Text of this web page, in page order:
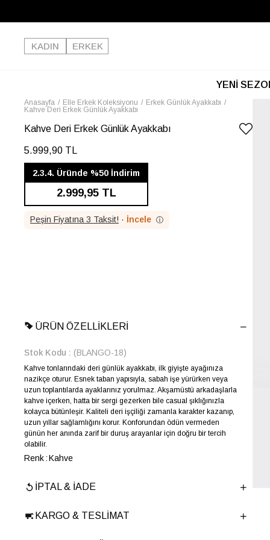
KADIN
ERKEK
YENİ
Anasayfa Elle Erkek Koleksiyonu
Erkek Günlük Ayakkabı
Kahve Deri Erkek Günlük Ayakkabı
Kahve Deri Erkek Günlük Ayakkabı
5.999,90 TL
2.3.4. Üründe %50 İndirim
2.999,95 TL
Peşin Fiyatına 3 Taksit! · İncele ⓘ
ÜRÜN ÖZELLIKLERI
Stok Kodu (BLANGO-18)
Kahve tonlarındaki deri günlük ayakkabı, ilk giyişte ayağınıza
nazikçe oturur. Esnek taban yapısıyla, sabah işe yürürken veya
uzun toplantılarda ayaklarınız yorulmaz. Akşamüstü arkadaşlarla
kahve içerken, hatta bir sergi gezerken bile casual şıklığınızla
kolayca bütünleşir. Kaliteli deri işçiliği zamanla karakter kazanıp,
uzun yıllar sağlamlığını korur. Konforundan ödün vermeden
günün her anında zarif bir duruş arayanlar için doğru bir tercih
olabilir.
Renk Kahve
Marka
ELLE
İPTAL & İADE
KARGO & TESLIMAT